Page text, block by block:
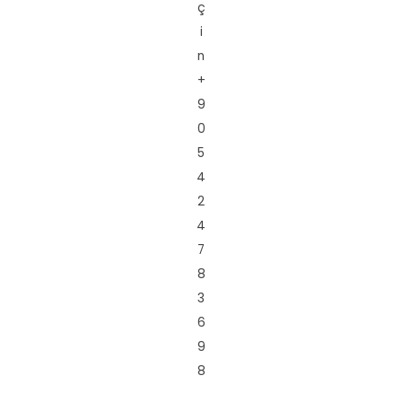
ç
i
n
+
9
0
5
4
2
4
7
8
3
6
9
8